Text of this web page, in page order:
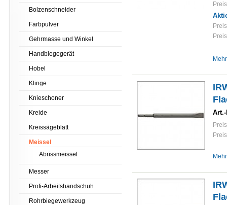
Art.-
Bolzenschneider
Farbpulver
Gehrmasse und Winkel
Handbiegegerät
Hobel
Klinge
Knieschoner
Kreide
Kreissägeblatt
Meissel
Abrissmeissel
Messer
Profi-Arbeitshandschuh
Rohrbiegewerkzeug